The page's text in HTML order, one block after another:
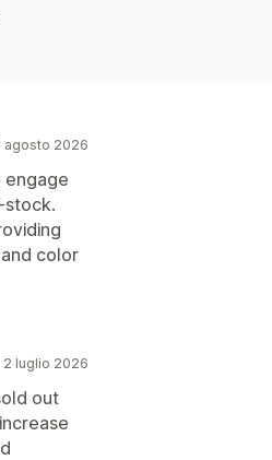
agosto 2026
engage
stock.
color
2 luglio 2026
out